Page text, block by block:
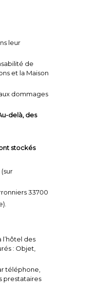
leur
de
et la Maison
dommages
delà, des
stockés
33700
des
: Objet,
téléphone,
prestataires